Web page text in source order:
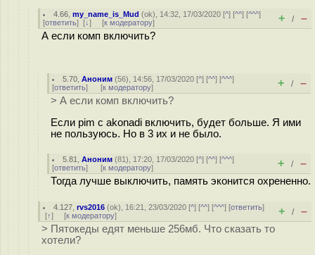
4.66 ,my_name_is_Mud (ok), 14:32, 17/03/2020 [^] [^^] [^^^]
[ответить] [↓] [к модератору] + / –
А если комп включить?
5.70 ,Аноним (56), 14:56, 17/03/2020 [^] [^^] [^^^]
[ответить] [к модератору] + / –
> А если комп включить?
Если pim с akonadi включить, будет больше. Я ими
не пользуюсь. Но в 3 их и не было.
5.81 ,Аноним (81), 17:20, 17/03/2020 [^] [^^] [^^^]
[ответить] [к модератору] + / –
Тогда лучше выключить, память эконится охрененно.
4.127 ,rvs2016 (ok), 16:21, 23/03/2020 [^] [^^] [^^^] [ответить]
[↑] [к модератору] + / –
> Пятокеды едят меньше 256мб. Что сказать то
хотели?